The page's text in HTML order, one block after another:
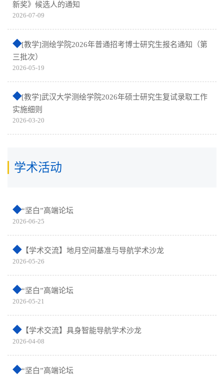
新奖》候选人的通知
2026-07-09
[教学]测绘学院2026年普通招考博士研究生报名通知（第
三批次）
2026-05-19
[教学]武汉大学测绘学院2026年硕士研究生复试录取工作
实施细则
2026-03-20
学术活动
“坚白”高端论坛
2026-06-25
【学术交流】地月空间基准与导航学术沙龙
2026-05-26
“坚白”高端论坛
2026-05-21
【学术交流】具身智能导航学术沙龙
2026-04-08
“坚白”高端论坛